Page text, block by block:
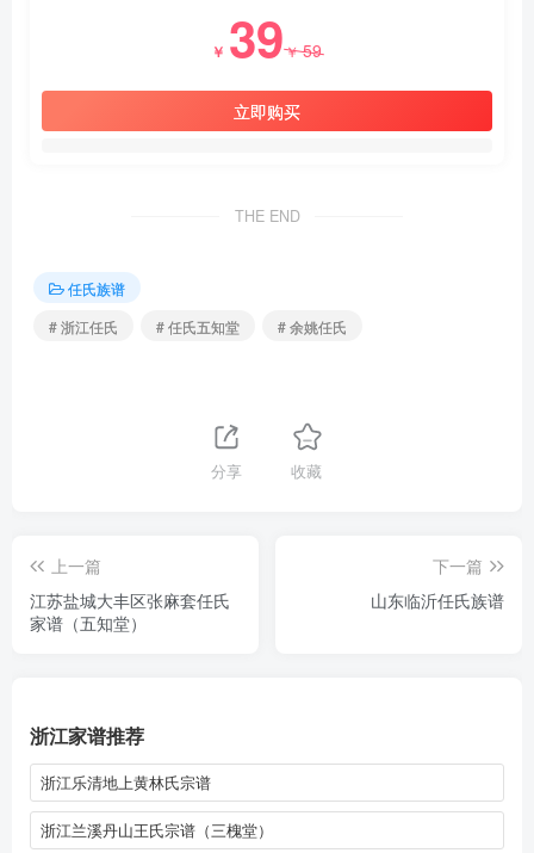
￥ 39￥59
立即购买
THE END
任氏族谱
# 浙江任氏
# 任氏五知堂 # 余姚任氏
分享 收藏
上一篇
江苏盐城大丰区张麻套任氏
家谱（五知堂）
下一篇
山东临沂任氏族谱
浙江家谱推荐
浙江乐清地上黄林氏宗谱
浙江兰溪丹山王氏宗谱（三槐堂）